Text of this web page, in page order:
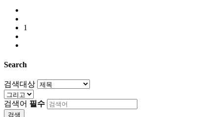
1
Search
검색대상
검색어 필수
검색